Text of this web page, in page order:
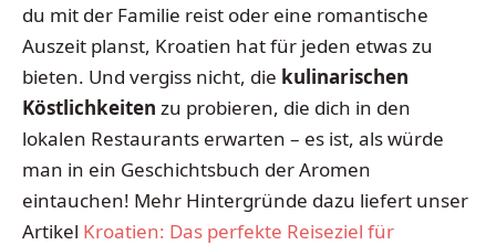
du mit der Familie reist oder eine romantische
Auszeit planst, Kroatien hat für jeden etwas zu
bieten. Und vergiss nicht, die kulinarischen
Köstlichkeiten zu probieren, die dich in den
lokalen Restaurants erwarten – es ist, als würde
man in ein Geschichtsbuch der Aromen
eintauchen! Mehr Hintergründe dazu liefert unser
Artikel Kroatien: Das perfekte Reiseziel für